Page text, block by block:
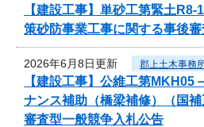
【建設工事】単砂工第緊土
策砂防事業工事に関する事後
2026年6月8日更新 郡上土木事務
【建設工事】公維工第MKH05
ナンス補助（橋梁補修）（国
審査型一般競争入札公告